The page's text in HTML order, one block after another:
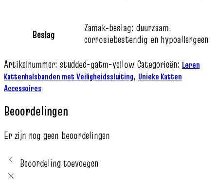
Beslag
Zamak‑beslag: duurzaam,
corrosiebestendig en hypoallergeen
Artikelnummer: studded-gatm-yellow Categorieën: Leren
Kattenhalsbanden met Veiligheidssluiting, Unieke Katten
Accessoires
Beoordelingen
Er zijn nog geen beoordelingen
Beoordeling toevoegen